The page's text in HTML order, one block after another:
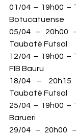
01/04 – 19h00 –
Botucatuense
05/04 – 20h00
Taubaté Futsal
12/04 – 19h00 –
FIB Bauru
18/04 –
Taubaté Futsal
25/04 – 19h00 –
Barueri
29/04 – 20h00